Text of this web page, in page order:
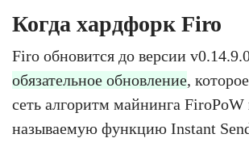
Когда хардфорк Firo
Firo обновится до версии
обязательное обновление,
сеть алгоритм майнинга FiroPoW
называемую функцию Instant